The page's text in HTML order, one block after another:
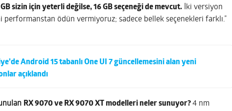
GB sizin için yeterli değilse, 16 GB seçeneği de mevcut. İki versiyon
performanstan ödün vermiyoruz; sadece bellek seçenekleri farklı.”
Android 15 tabanlı One UI 7 güncellemesini alan yeni
açıklandı
RX 9070 ve RX 9070 XT modelleri neler sunuyor?4 nm